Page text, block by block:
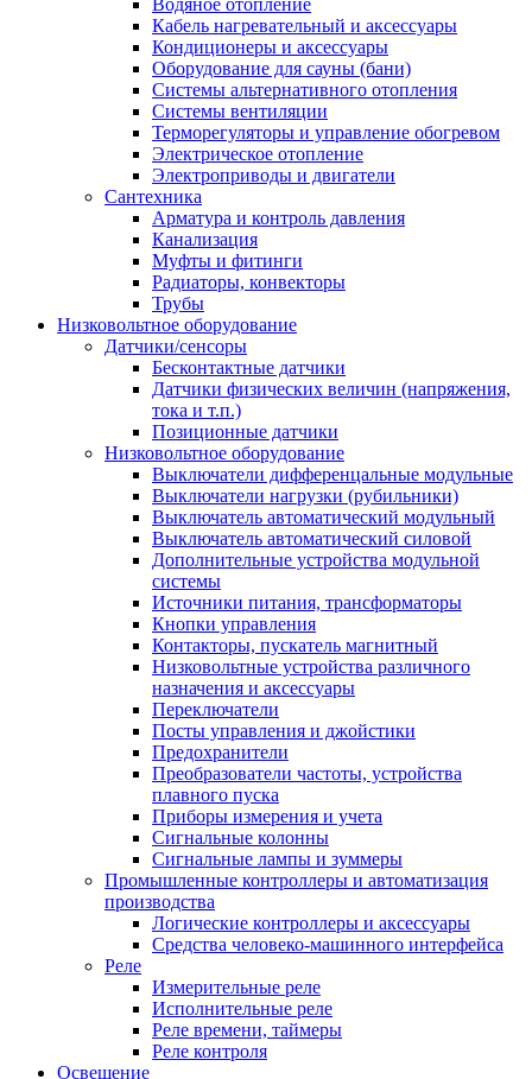
Водяное отопление
Кабель нагревательный и аксессуары
Кондиционеры и аксессуары
Оборудование для сауны (бани)
Системы альтернативного отопления
Системы вентиляции
Терморегуляторы и управление обогревом
Электрическое отопление
Электроприводы и двигатели
Сантехника
Арматура и контроль давления
Канализация
Муфты и фитинги
Радиаторы, конвекторы
Трубы
Низковольтное оборудование
Датчики/сенсоры
Бесконтактные датчики
Датчики физических величин (напряжения,
тока и т.п.)
Позиционные датчики
Низковольтное оборудование
Выключатели дифференцальные модульные
Выключатели нагрузки (рубильники)
Выключатель автоматический модульный
Выключатель автоматический силовой
Дополнительные устройства модульной
системы
Источники питания, трансформаторы
Кнопки управления
Контакторы, пускатель магнитный
Низковольтные устройства различного
назначения и аксессуары
Переключатели
Посты управления и джойстики
Предохранители
Преобразователи частоты, устройства
плавного пуска
Приборы измерения и учета
Сигнальные колонны
Сигнальные лампы и зуммеры
Промышленные контроллеры и автоматизация
производства
Логические контроллеры и аксессуары
Средства человеко-машинного интерфейса
Реле
Измерительные реле
Исполнительные реле
Реле времени, таймеры
Реле контроля
Освещение